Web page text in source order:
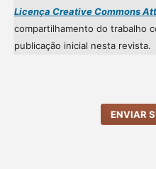
Licença Creative Commons
compartilhamento do trabalho
publicação inicial nesta revista.
ENVIAR